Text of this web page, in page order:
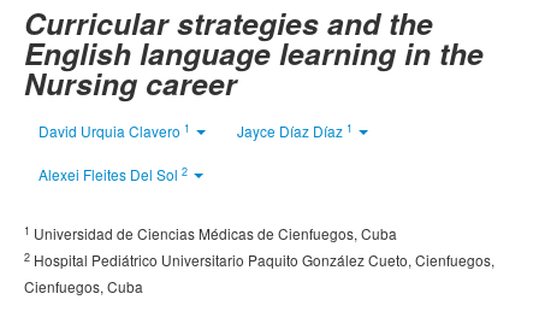
Curricular strategies and the
English language learning in the
Nursing career
David Urquia Clavero 1 Jayce Díaz Díaz 1
Alexei Fleites Del Sol 2
1 Universidad de Ciencias Médicas de Cienfuegos, Cuba
2 Hospital Pediátrico Universitario Paquito González Cueto, Cienfuegos,
Cienfuegos, Cuba